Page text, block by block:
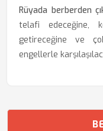
Rüyada berberden
telafi edeceğine,
getireceğine ve
engellerle